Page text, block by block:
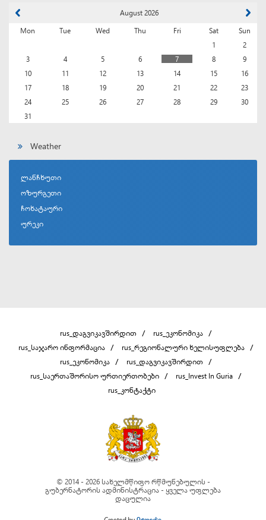
August 2026
Mon
Tue Wed Thu Fri Sat
Sun
1
2
3
4 5 6 7 8
9
10
11 12 13 14 15
16
17
18 19 20 21 22
23
24
25 26 27 28 29
30
31
Weather
ლანჩხუთი
ოზურგეთი
ჩოხატაური
ურეკი
rus_დაგვიკავშირდით
rus_ეკონომიკა
rus_საჯარო ინფორმაცია
rus_რეგიონალური ხელისუფლება
rus_ეკონომიკა
rus_დაგვიკავშირდით
rus_საერთაშორისო ურთიერთობები
rus_Invest In Guria
rus_კონტაქტი
© 2014 - 2026 სახელმწიფო რწმუნებულის -
გუბერნატორის ადმინისტრაცია - ყველა უფლება
დაცულია